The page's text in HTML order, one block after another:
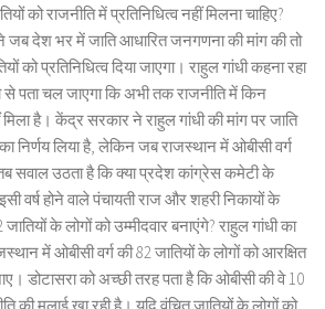
को राजनीति में प्रतिनिधित्व नहीं मिलना चाहिए?
जब देश भर में जाति आधारित जनगणना की मांग की तो
को प्रतिनिधित्व दिया जाएगा। राहुल गांधी कहना रहा
पता चल जाएगा कि अभी तक राजनीति में किन
मिला है। केंद्र सरकार ने राहुल गांधी की मांग पर जाति
निर्णय लिया है, लेकिन जब राजस्थान में ओबीसी वर्ग
तब सवाल उठता है कि क्या प्रदेश कांग्रेस कमेटी के
वर्ष होने वाले पंचायती राज और शहरी निकायों के
के लोगों को उम्मीदवार बनाएंगे? राहुल गांधी का
में ओबीसी वर्ग की 82 जातियों के लोगों को आरक्षित
डोटासरा को अच्छी तरह पता है कि ओबीसी की वे 10